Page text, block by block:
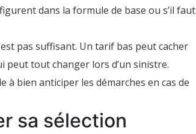
dans la formule de base ou s’il faut
pas suffisant. Un tarif bas peut cacher
peut tout changer lors d’un sinistre.
à bien anticiper les démarches en cas de
sa sélection